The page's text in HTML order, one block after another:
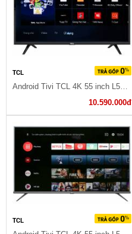
TCL
10.590.000đ
TCL